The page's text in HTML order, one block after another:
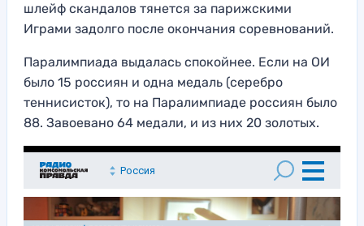
шлейф скандалов тянется за парижскими
Играми задолго после окончания соревнований.
Паралимпиада выдалась спокойнее. Если на ОИ
было 15 россиян и одна медаль (серебро
теннисисток), то на Паралимпиаде россиян было
88. Завоевано 64 медали, и из них 20 золотых.